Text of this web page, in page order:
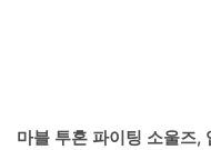
마블 투혼 파이팅 소울즈,